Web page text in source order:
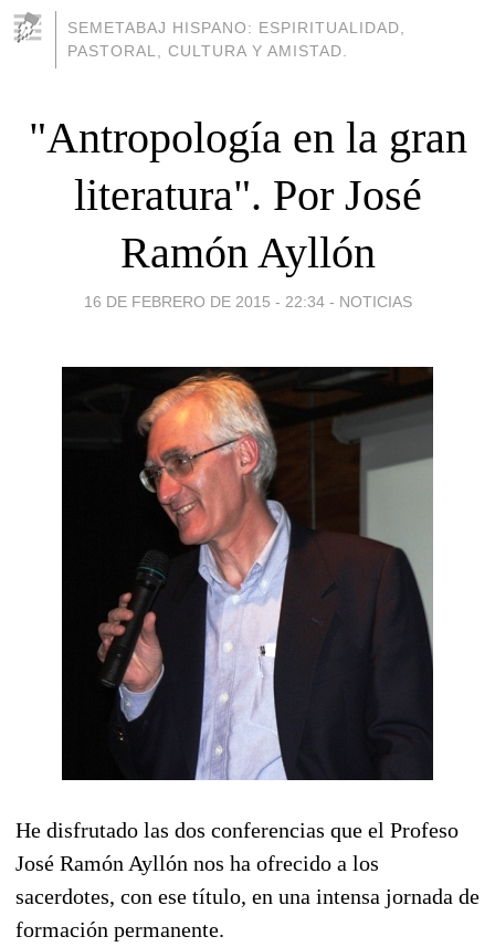
SEMETABAJ HISPANO: ESPIRITUALIDAD,
PASTORAL, CULTURA Y AMISTAD.
"Antropología en la gran
literatura". Por José
Ramón Ayllón
16 DE FEBRERO DE 2015 - 22:34 - NOTICIAS
He disfrutado las dos conferencias que el Profeso
José Ramón Ayllón nos ha ofrecido a los
sacerdotes, con ese título, en una intensa jornada de
formación permanente.